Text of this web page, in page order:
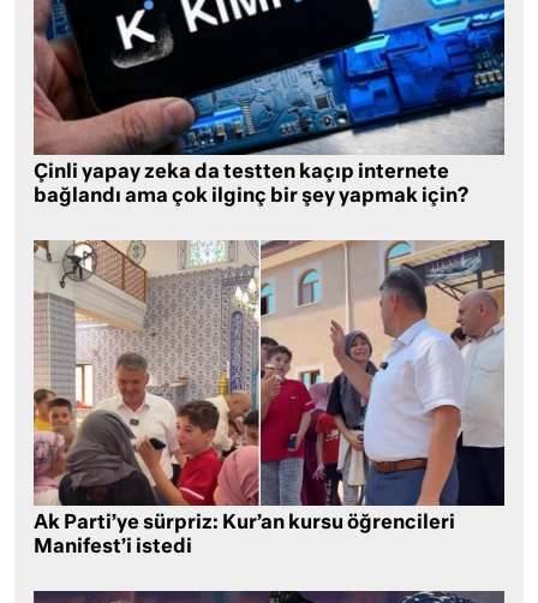
Çinli yapay zeka da testten kaçıp internete
bağlandı ama çok ilginç bir şey yapmak için?
Ak Parti’ye sürpriz: Kur’an kursu öğrencileri
Manifest’i istedi